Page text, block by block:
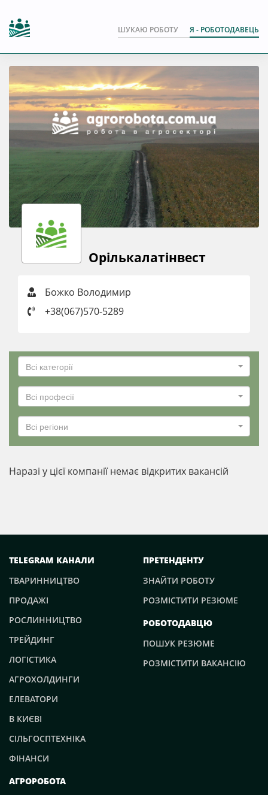
ШУКАЮ РОБОТУ Я - РОБОТОДАВЕЦЬ
Орількалатінвест
Божко Володимир
+38(067)570-5289
Всі категорії
Всі професії
Всі регіони
Наразі у цієї компанії немає відкритих вакансій
TELEGRAM КАНАЛИ
ТВАРИННИЦТВО
ПРОДАЖІ
РОСЛИННИЦТВО
ТРЕЙДИНГ
ЛОГІСТИКА
АГРОХОЛДИНГИ
ЕЛЕВАТОРИ
В КИЄВІ
СІЛЬГОСПТЕХНІКА
ФІНАНСИ
ПРЕТЕНДЕНТУ
ЗНАЙТИ РОБОТУ
РОЗМІСТИТИ РЕЗЮМЕ
РОБОТОДАВЦЮ
ПОШУК РЕЗЮМЕ
РОЗМІСТИТИ ВАКАНСІЮ
АГРОРОБОТА